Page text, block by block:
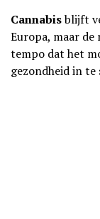
Cannabisblijft
Europa, maar
tempo dat het
gezondheid in te